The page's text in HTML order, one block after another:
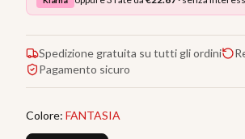
Spedizione gratuita su tutti gli ordini
Pagamento sicuro
Colore: FANTASIA